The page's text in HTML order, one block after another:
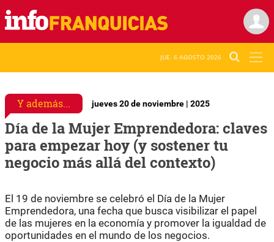
JUE. 6 AGOSTO 2026
Y además... jueves 20 de noviembre | 2025
Día de la Mujer Emprendedora: claves
para empezar hoy (y sostener tu
negocio más allá del contexto)
El 19 de noviembre se celebró el Día de la Mujer
Emprendedora, una fecha que busca visibilizar el papel
de las mujeres en la economía y promover la igualdad de
oportunidades en el mundo de los negocios.